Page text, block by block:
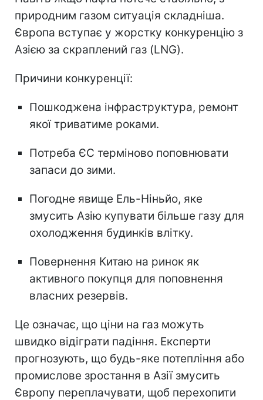
природним газом ситуація складніша.
Європа вступає у жорстку конкуренцію з
Азією за скраплений газ (LNG).
Причини конкуренції:
Пошкоджена інфраструктура, ремонт
якої триватиме роками.
Потреба ЄС терміново поповнювати
запаси до зими.
Погодне явище Ель-Ніньйо, яке
змусить Азію купувати більше газу для
охолодження будинків влітку.
Повернення Китаю на ринок як
активного покупця для поповнення
власних резервів.
Це означає, що ціни на газ можуть
швидко відіграти падіння. Експерти
прогнозують, що будь-яке потепління або
промислове зростання в Азії змусить
Європу переплачувати, щоб перехопити